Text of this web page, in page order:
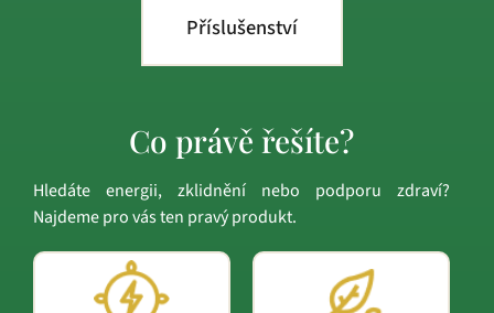
Příslušenství
Co právě řešíte?
Hledáte energii, zklidnění nebo podporu zdraví?
Najdeme pro vás ten pravý produkt.